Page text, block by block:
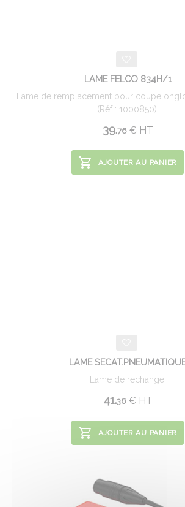
LAME FELCO 834H/1
Lame de remplacement pour coupe
(Réf : 1000850).
39.76 €HT
AJOUTER AU PANIER
LAME
Lame de rechange.
41.36 €HT
AJOUTER AU PANIER